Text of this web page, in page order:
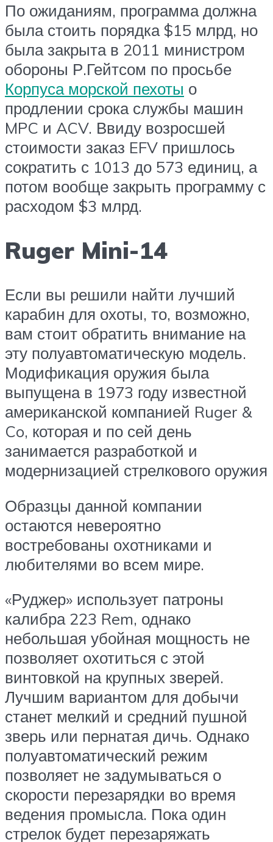
По ожиданиям, программа должна
была стоить порядка $15 млрд, но
была закрыта в 2011 министром
обороны Р.Гейтсом по просьбе
Корпуса морской пехоты о
продлении срока службы машин
MPC и ACV. Ввиду возросшей
стоимости заказ EFV пришлось
сократить с 1013 до 573 единиц, а
потом вообще закрыть программу с
расходом $3 млрд.
Ruger Mini-14
Если вы решили найти лучший
карабин для охоты, то, возможно,
вам стоит обратить внимание на
эту полуавтоматическую модель.
Модификация оружия была
выпущена в 1973 году известной
американской компанией Ruger &
Co, которая и по сей день
занимается разработкой и
модернизацией стрелкового оружия
Образцы данной компании
остаются невероятно
востребованы охотниками и
любителями во всем мире.
«Руджер» использует патроны
калибра 223 Rem, однако
небольшая убойная мощность не
позволяет охотиться с этой
винтовкой на крупных зверей.
Лучшим вариантом для добычи
станет мелкий и средний пушной
зверь или пернатая дичь. Однако
полуавтоматический режим
позволяет не задумываться о
скорости перезарядки во время
ведения промысла. Пока один
стрелок будет перезаряжать